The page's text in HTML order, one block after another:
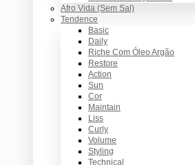
Afro Vida (Sem Sal)
Tendence
Basic
Daily
Riche Com Óleo Argão
Restore
Action
Sun
Cor
Maintain
Liss
Curly
Volume
Styling
Technical